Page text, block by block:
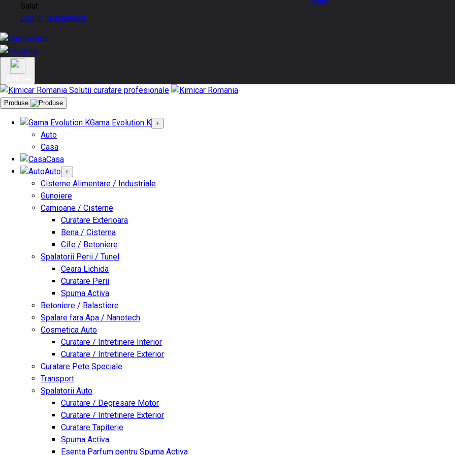
Salut
Log In Inregistrare
Produse
Gama Evolution K +
Auto
Casa
Casa
Auto +
Cisterne Alimentare / Industriale
Gunoiere
Camioane / Cisterne
Curatare Exterioara
Bena / Cisterna
Cife / Betoniere
Spalatorii Perii / Tunel
Ceara Lichida
Curatare Perii
Spuma Activa
Betoniere / Balastiere
Spalare fara Apa / Nanotech
Cosmetica Auto
Curatare / Intretinere Interior
Curatare / Intretinere Exterior
Curatare Pete Speciale
Transport
Spalatorii Auto
Curatare / Degresare Motor
Curatare / Intretinere Exterior
Curatare Tapiterie
Spuma Activa
Esenta Parfum pentru Spuma Activa